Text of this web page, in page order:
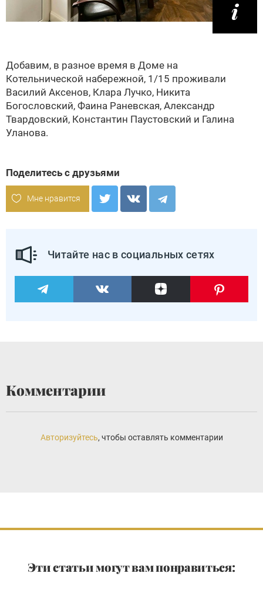
Добавим, в разное время в Доме на
Котельнической набережной, 1/15 проживали
Василий Аксенов, Клара Лучко, Никита
Богословский, Фаина Раневская, Александр
Твардовский, Константин Паустовский и Галина
Уланова.
Поделитесь с друзьями
Мне нравится
Читайте нас в социальных сетях
Комментарии
Авторизуйтесь, чтобы оставлять комментарии
Эти статьи могут вам понравиться: